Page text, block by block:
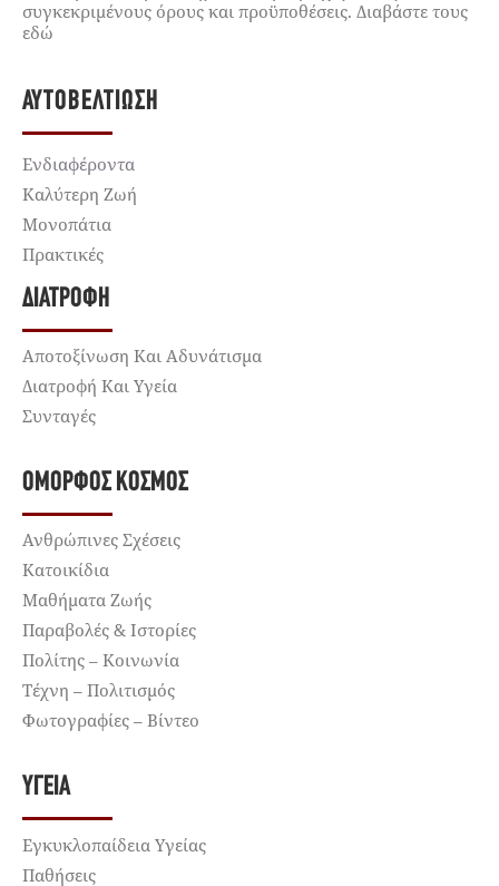
συγκεκριμένους όρους και προϋποθέσεις. Διαβάστε τους
εδώ
ΑΥΤΟΒΕΛΤΊΩΣΗ
Ενδιαφέροντα
Καλύτερη Ζωή
Μονοπάτια
Πρακτικές
ΔΙΑΤΡΟΦΉ
Αποτοξίνωση Και Αδυνάτισμα
Διατροφή Και Υγεία
Συνταγές
ΌΜΟΡΦΟΣ ΚΌΣΜΟΣ
Ανθρώπινες Σχέσεις
Κατοικίδια
Μαθήματα Ζωής
Παραβολές & Ιστορίες
Πολίτης – Κοινωνία
Τέχνη – Πολιτισμός
Φωτογραφίες – Βίντεο
ΥΓΕΊΑ
Εγκυκλοπαίδεια Υγείας
Παθήσεις